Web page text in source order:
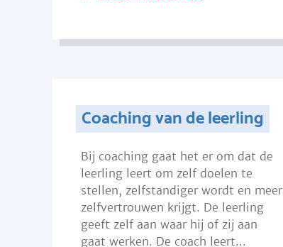
Coaching van de leerling
Bij coaching gaat het er om dat de
leerling leert om zelf doelen te
stellen, zelfstandiger wordt en meer
zelfvertrouwen krijgt. De leerling
geeft zelf aan waar hij of zij aan
gaat werken. De coach leert...